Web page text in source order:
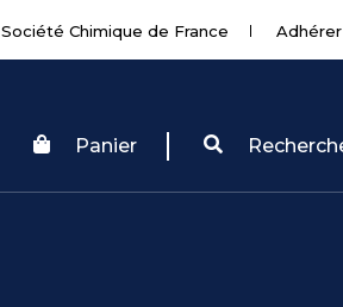
Société Chimique de France Adhérer
Panier